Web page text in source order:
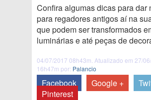
Confira algumas dicas para dar
para regadores antigos aí na
que podem ser transformados
luminárias e até peças de
04/07/2017 08h43m. Atualizado em 27/
16h47m por: Palancio
Facebook Google +
Pinterest